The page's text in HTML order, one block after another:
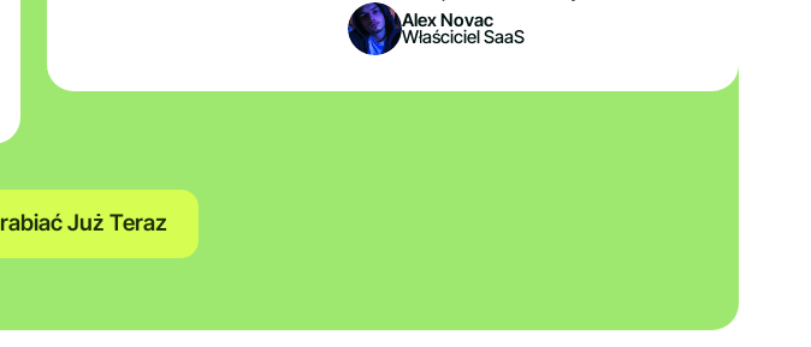
Alex Novac
Właściciel SaaS
Już Teraz